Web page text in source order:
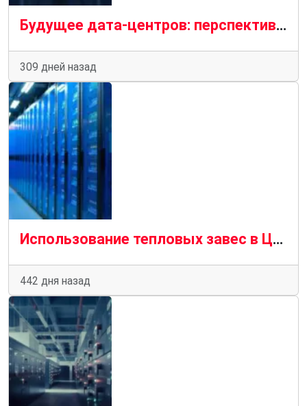
Будущее дата-центров: перспективы и направления развития
309 дней назад
Использование тепловых завес в ЦОДах в 2025 году: энергоэффективность и стабильность инфраструктуры
442 дня назад